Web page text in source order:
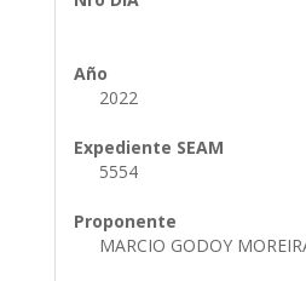
Año
2022
Expediente SEAM
5554
Proponente
MARCIO GODOY